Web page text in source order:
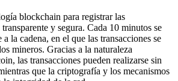
blockchain para registrar las
y segura. Cada 10 minutos se
la cadena, en el que las transacciones se
mineros. Gracias a la naturaleza
las transacciones pueden realizarse sin
que la criptografía y los mecanismos